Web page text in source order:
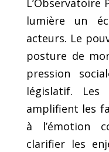
L’Observatoire
lumière un
acteurs. Le
posture de
pression
législatif.
amplifient les
à l’émotion
clarifier les